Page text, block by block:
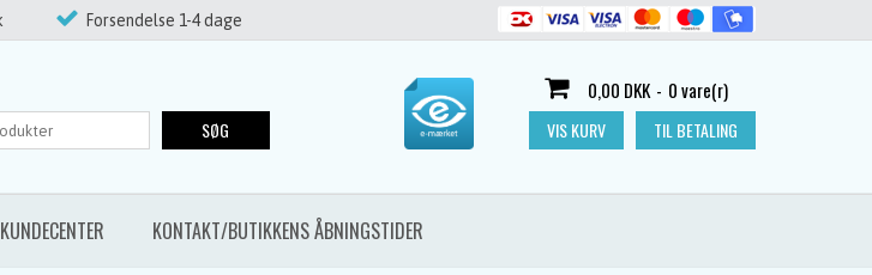
Forsendelse 1-4 dage
0,00 DKK - 0 vare(r)
VIS KURV TIL BETALING
KUNDECENTER KONTAKT/BUTIKKENS ÅBNINGSTIDER
SØG